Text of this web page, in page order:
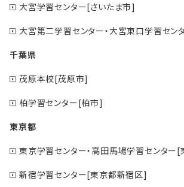
大宮学習センター[さいたま市]
大宮第二学習センター・大宮東口学習セン
千葉県
茂原本校[茂原市]
柏学習センター[柏市]
東京都
東京学習センター・高田馬場学習センター
新宿学習センター[東京都新宿区]